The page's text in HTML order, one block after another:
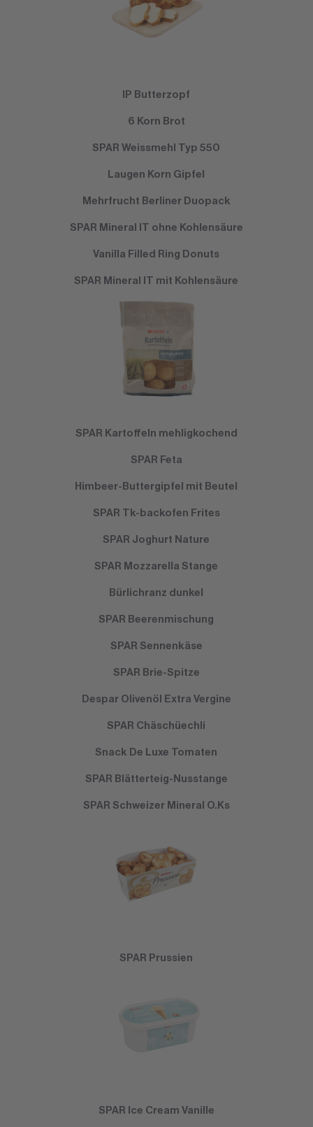
IP Butterzopf
6 Korn Brot
SPAR Weissmehl Typ 550
Laugen Korn Gipfel
Mehrfrucht Berliner Duopack
SPAR Mineral IT ohne Kohlensäure
Vanilla Filled Ring Donuts
SPAR Mineral IT mit Kohlensäure
SPAR Kartoffeln mehligkochend
SPAR Feta
Himbeer-Buttergipfel mit Beutel
SPAR Tk-backofen Frites
SPAR Joghurt Nature
SPAR Mozzarella Stange
Bürlichranz dunkel
SPAR Beerenmischung
SPAR Sennenkäse
SPAR Brie-Spitze
Despar Olivenöl Extra Vergine
SPAR Chäschüechli
Snack De Luxe Tomaten
SPAR Blätterteig-Nusstange
SPAR Schweizer Mineral O.Ks
SPAR Prussien
SPAR Ice Cream Vanille